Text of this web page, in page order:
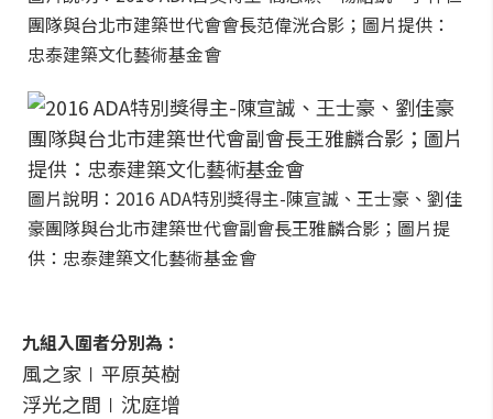
團隊與台北市建築世代會會長范偉洸合影；圖片提供：
忠泰建築文化藝術基金會
圖片說明：2016 ADA特別獎得主-陳宣誠、王士豪、劉佳
豪團隊與台北市建築世代會副會長王雅麟合影；圖片提
供：忠泰建築文化藝術基金會
九組入圍者分別為：
風之家∣平原英樹
浮光之間∣沈庭增